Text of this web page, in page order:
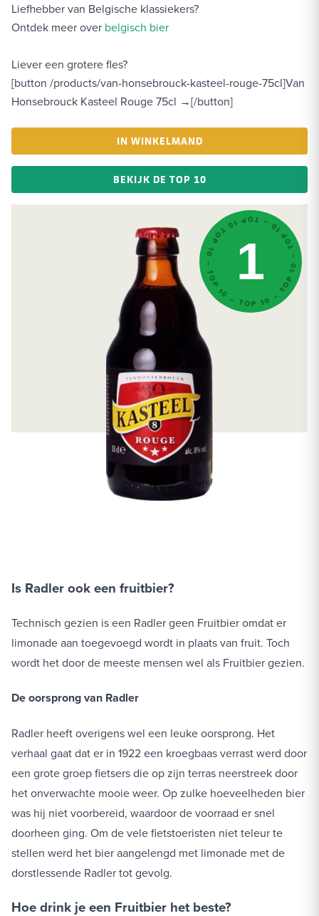
Liefhebber van Belgische klassiekers?
Ontdek meer over belgisch bier
Liever een grotere fles?
[button /products/van-honsebrouck-kasteel-rouge-75cl]Van
Honsebrouck Kasteel Rouge 75cl →[/button]
IN WINKELMAND
BEKIJK DE TOP 10
TOP 10 – TOP 10 – TOP 10 – TOP 10 – TOP 10 – TOP 10 – TOP 10
1
Is Radler ook een fruitbier?
Technisch gezien is een Radler geen Fruitbier omdat er
limonade aan toegevoegd wordt in plaats van fruit. Toch
wordt het door de meeste mensen wel als Fruitbier gezien.
De oorsprong van Radler
Radler heeft overigens wel een leuke oorsprong. Het
verhaal gaat dat er in 1922 een kroegbaas verrast werd door
een grote groep fietsers die op zijn terras neerstreek door
het onverwachte mooie weer. Op zulke hoeveelheden bier
was hij niet voorbereid, waardoor de voorraad er snel
doorheen ging. Om de vele fietstoeristen niet teleur te
stellen werd het bier aangelengd met limonade met de
dorstlessende Radler tot gevolg.
Hoe drink je een Fruitbier het beste?